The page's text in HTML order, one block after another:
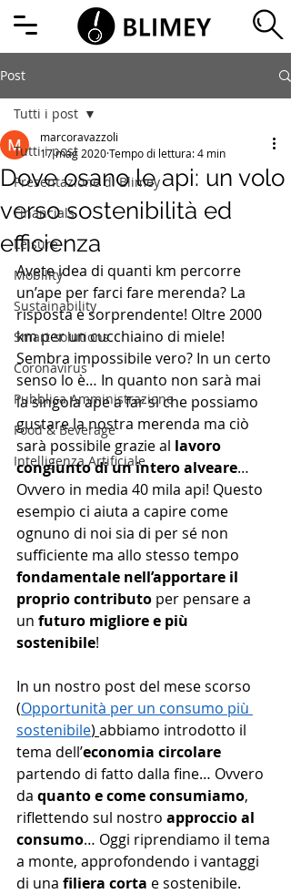
Post
Tutti i post
Presentazione di Blimey
Financials
Leisure
Mobility
Sustainability
Smart solutions
Coronavirus
Pubblica Amministrazione
Food & Beverage
Intelligenza Artificiale
Tutti i post
Dove osano le api: un volo
verso sostenibilità ed
efficienza
marcoravazzoli
17 mag 2020Tempo di lettura: 4 min
Avete idea di quanti km percorre
un’ape per farci fare merenda? La
risposta è sorprendente! Oltre 2000
km per un cucchiaino di miele!
Sembra impossibile vero? In un certo
senso lo è… In quanto non sarà mai
la singola ape a far sì che possiamo
gustare la nostra merenda ma ciò
sarà possibile grazie al lavoro
congiunto di un intero alveare…
Ovvero in media 40 mila api! Questo
esempio ci aiuta a capire come
ognuno di noi sia di per sé non
sufficiente ma allo stesso tempo
fondamentale nell’apportare il
proprio contributo per pensare a
un futuro migliore e più
sostenibile!
In un nostro post del mese scorso
(Opportunità per un consumo più
sostenibile) abbiamo introdotto il
tema dell’economia circolare
partendo di fatto dalla fine… Ovvero
da quanto e come consumiamo,
riflettendo sul nostro approccio al
consumo… Oggi riprendiamo il tema
a monte, approfondendo i vantaggi
di una filiera corta e sostenibile.